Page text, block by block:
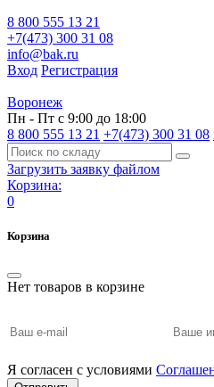
8 800 555 13 21
+7(473) 300 31 08
info@bak.ru
Вход Регистрация
Воронеж
Пн - Пт с 9:00 до 18:00
8 800 555 13 21 +7(473) 300 31 08
Загрузить заявку файлом
Корзина:
0
Корзина
Нет товаров в корзине
Я согласен с условиями